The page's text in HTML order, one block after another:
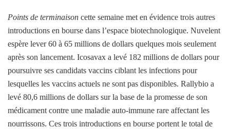
Points de terminaison cette semaine met en évidence trois autres
introductions en bourse dans l’espace biotechnologique. Nuvelent
espère lever 60 à 65 millions de dollars quelques mois seulement
après son lancement. Icosavax a levé 182 millions de dollars pour
poursuivre ses candidats vaccins ciblant les infections pour
lesquelles les vaccins actuels ne sont pas disponibles. Rallybio a
levé 80,6 millions de dollars sur la base de la promesse de son
médicament contre une maladie auto-immune rare affectant les
nourrissons. Ces trois introductions en bourse portent le total de